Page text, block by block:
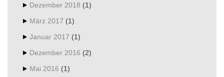
Dezember 2018 (1)
März 2017 (1)
Januar 2017 (1)
Dezember 2016 (2)
Mai 2016 (1)